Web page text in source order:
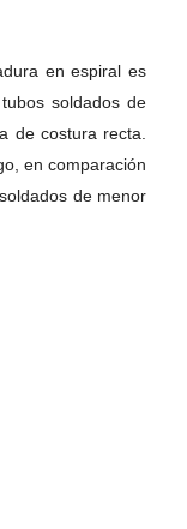
en espiral es
soldados de
de costura recta.
en comparación
de menor